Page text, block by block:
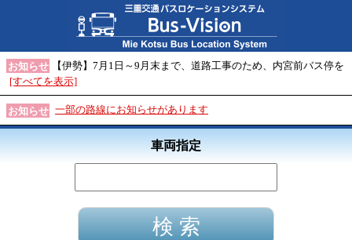
お知らせ
【伊勢】7月1日～9月末まで、道路工事のため、内宮前バス停を
[すべてを表示]
お知らせ 一部の路線にお知らせがあります
車両指定